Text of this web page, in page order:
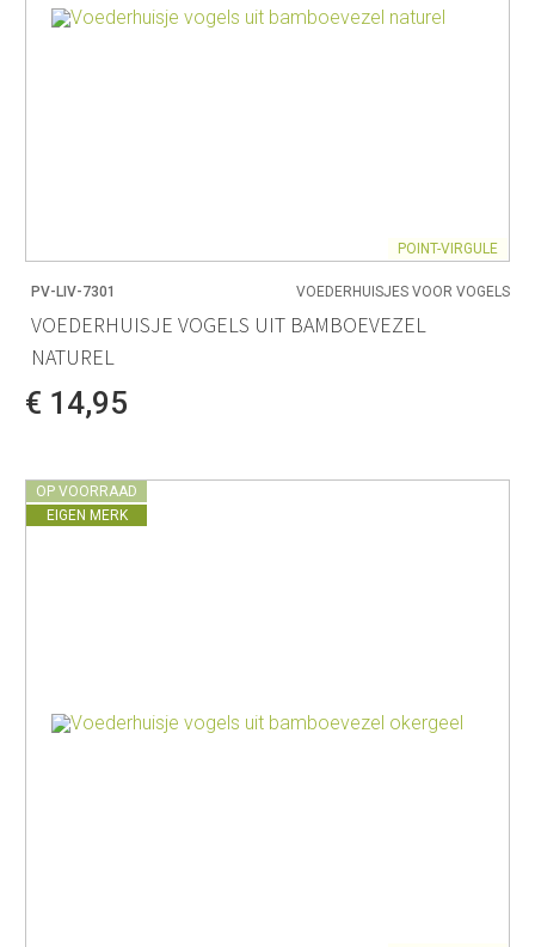
POINT-VIRGULE
PV-LIV-7301 VOEDERHUISJES VOOR VOGELS
VOEDERHUISJE VOGELS UIT BAMBOEVEZEL
NATUREL
€ 14,95
OP VOORRAAD
EIGEN MERK